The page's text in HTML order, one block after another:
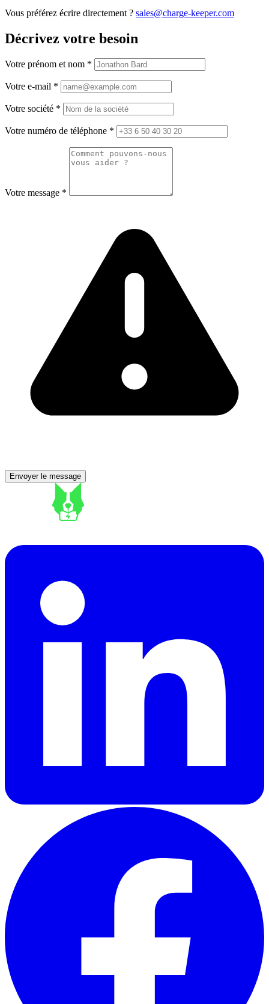
Vous préférez écrire directement ? sales@charge-keeper.com
Décrivez votre besoin
Votre prénom et nom *
Votre e-mail *
Votre société *
Votre numéro de téléphone *
Votre message *
Envoyer le message